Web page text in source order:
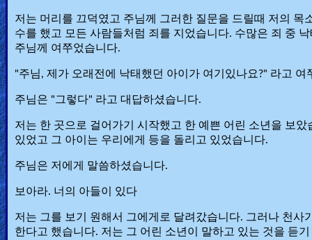
저는 머리를 끄덕였고 주님께 그러한 질문을 드릴때 저의
수를 했고 모든 사람들처럼 죄를 지었습니다. 수많은 죄 중
주님께 여쭈었습니다.
"주님, 제가 오래전에 낙태했던 아이가 여기있나요?" 라고 여
주님은 "그렇다" 라고 대답하셨습니다.
저는 한 곳으로 걸어가기 시작했고 한 예쁜 어린 소년을 보
있었고 그 아이는 우리에게 등을 돌리고 있었습니다.
주님은 저에게 말씀하셨습니다.
보아라. 너의 아들이 있다
저는 그를 보기 원해서 그에게로 달려갔습니다. 그러나 천
한다고 했습니다. 저는 그 어린 소년이 말하고 있는 것을 듣